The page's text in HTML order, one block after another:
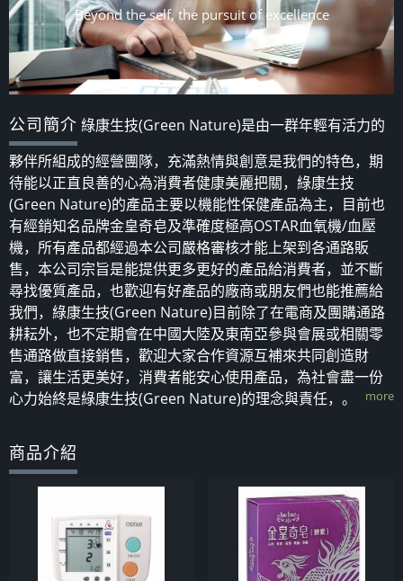
Beyond the self, the pursuit of excellence
公司簡介 綠康生技(Green Nature)是由一群年輕有活力的
夥伴所組成的經營團隊，充滿熱情與創意是我們的特色，期
待能以正直良善的心為消費者健康美麗把關，綠康生技
(Green Nature)的產品主要以機能性保健產品為主，目前也
有經銷知名品牌金皇奇皂及準確度極高OSTAR血氧機/血壓
機，所有產品都經過本公司嚴格審核才能上架到各通路販
售，本公司宗旨是能提供更多更好的產品給消費者，並不斷
尋找優質產品，也歡迎有好產品的廠商或朋友們也能推薦給
我們，綠康生技(Green Nature)目前除了在電商及團購通路
耕耘外，也不定期會在中國大陸及東南亞參與會展或相關零
售通路做直接銷售，歡迎大家合作資源互補來共同創造財
富，讓生活更美好，消費者能安心使用產品，為社會盡一份
心力始終是綠康生技(Green Nature)的理念與責任，。
more
商品介紹